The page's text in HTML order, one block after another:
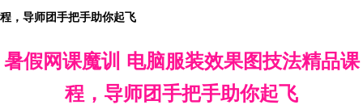
程，导师团手把手助你起飞
暑假网课魔训 电脑服装效果图技法精品课
程，导师团手把手助你起飞